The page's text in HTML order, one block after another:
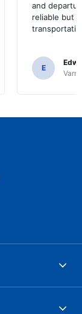
and
reliable but
E